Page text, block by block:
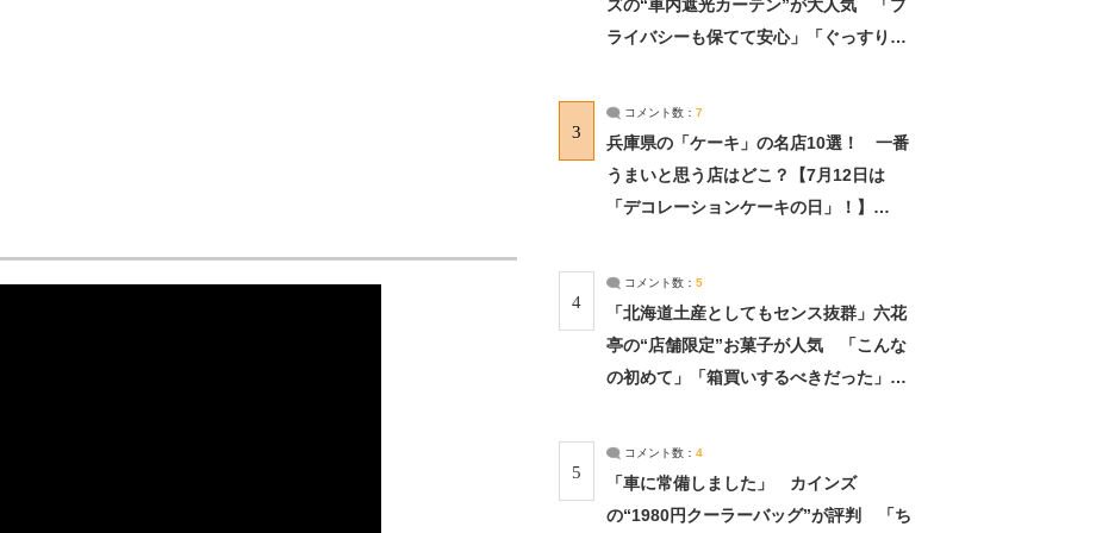
ズの“車内遮光カーテン”が大人気 「プ
ライバシーも保てて安心」「ぐっすり眠
3
コメント数： 7
兵庫県の「ケーキ」の名店10選！ 一番
うまいと思う店はどこ？【7月12日は
「デコレーションケーキの日」！】
4
コメント数： 5
「北海道土産としてもセンス抜群」六花
亭の“店舗限定”お菓子が人気 「こんな
の初めて」「箱買いするべきだった」
5
コメント数： 4
「車に常備しました」 カインズ
の“1980円クーラーバッグ”が評判 「ち